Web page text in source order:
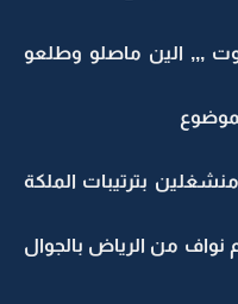
,,, الين ماصلو وطلعو
بترتيبات الملكة
من الرياض بالجوال